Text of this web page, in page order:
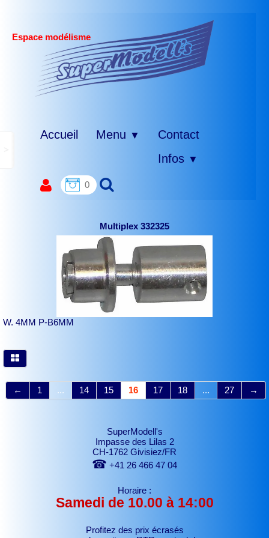
Espace modélisme
Accueil Menu ▼
Contact
Infos ▼
0
Multiplex 332325
W. 4MM P-B6MM
← 1 ... 14 15 16 17 18 ... 27 →
SuperModell's
Impasse des Lilas 2
CH-1762 Givisiez/FR
☎ +41 26 466 47 04
Horaire :
Samedi de 10.00 à 14:00
Profitez des prix écrasés